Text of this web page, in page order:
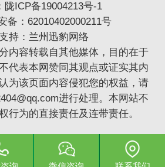
陇ICP备19004213号-1
备：62010402000211号
持： 兰州迅豹网络
内容转载自其他媒体，目的在于
代表本网赞同其观点或证实其内
为该页面内容侵犯您的权益，请
进行处理。本网站不
行为的直接责任及连带责任。